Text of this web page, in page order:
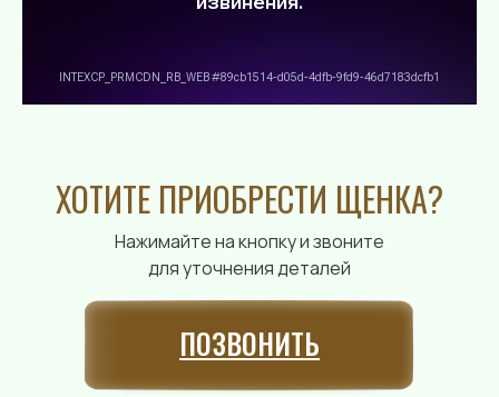
ХОТИТЕ ПРИОБРЕСТИ ЩЕНКА?
Нажимайте на кнопку и звоните
для уточнения деталей
ПОЗВОНИТЬ